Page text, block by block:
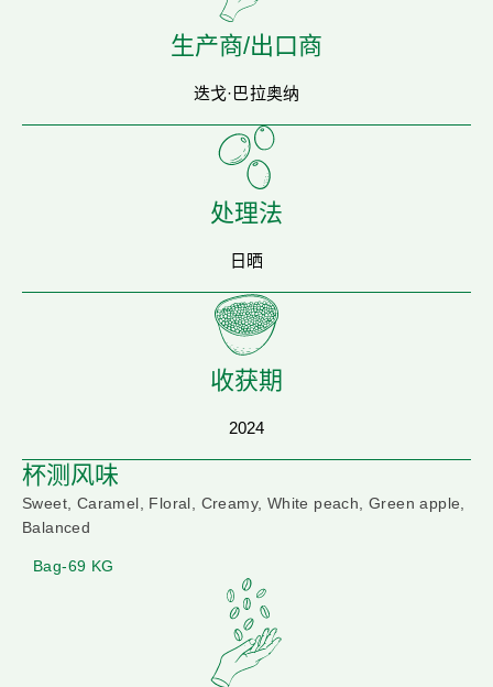
生产商/出口商
迭戈·巴拉奥纳
处理法
日晒
收获期
2024
杯测风味
Sweet, Caramel, Floral, Creamy, White peach, Green apple,
Balanced
Bag-69 KG